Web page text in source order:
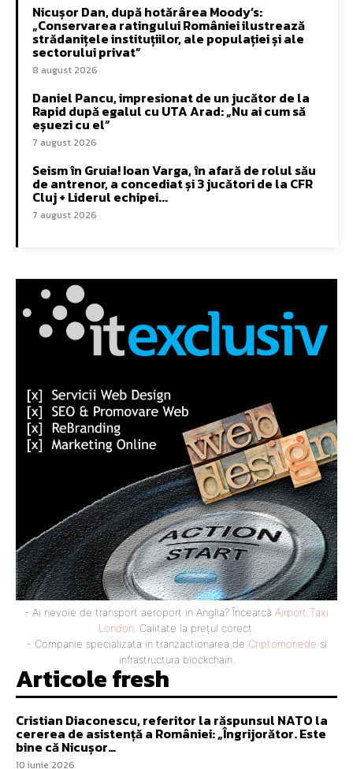
Nicușor Dan, după hotărârea Moody’s:
„Conservarea ratingului României ilustrează
strădanițele instituțiilor, ale populației și ale
sectorului privat”
8 august 2026
Daniel Pancu, impresionat de un jucător de la
Rapid după egalul cu UTA Arad: „Nu ai cum să
eșuezi cu el”
7 august 2026
Seism în Gruia! Ioan Varga, în afară de rolul său
de antrenor, a concediat și 3 jucători de la CFR
Cluj + Liderul echipei...
7 august 2026
- Ai nevoie de transport aeroport in Anglia? Încearcă Airport Taxi
London . Calitate la prețul corect.
- Companie specializata in tranzactionarea de Criptomonede si
infrastructura blockchain.
Articole fresh
Cristian Diaconescu, referitor la răspunsul NATO la
cererea de asistență a României: „Îngrijorător. Este
bine că Nicușor…
10 iunie 2026